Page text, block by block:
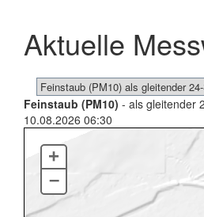
Aktuelle
Feinstaub (PM10) - als gleitender
10.08.2026 06:30
+
–